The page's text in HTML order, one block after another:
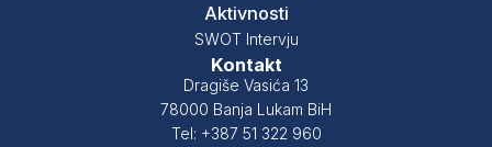
Aktivnosti
SWOT Intervju
Kontakt
Dragiše Vasića 13
78000 Banja Lukam BiH
Tel: +387 51 322 960